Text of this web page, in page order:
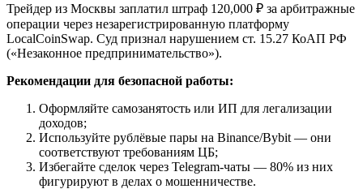
Трейдер из Москвы заплатил штраф 120,000 ₽ за арбитражные
операции через незарегистрированную платформу
LocalCoinSwap. Суд признал нарушением ст. 15.27 КоАП РФ
(«Незаконное предпринимательство»).
Рекомендации для безопасной работы:
Оформляйте самозанятость или ИП для легализации
доходов;
Используйте рублёвые пары на Binance/Bybit — они
соответствуют требованиям ЦБ;
Избегайте сделок через Telegram-чаты — 80% из них
фигурируют в делах о мошенничестве.